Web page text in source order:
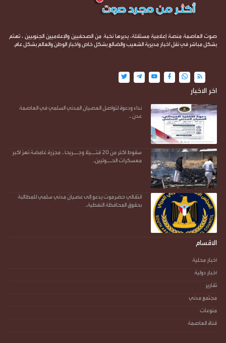
صوت العاصمة منصة إعلامية مستقلة، يديرها نخبة من الصحفيين والإعلاميين الجنوبيين ، تهتم
بشكل مباشر في نقل اخبار مديرية الشعيب والضالع بشكل خاص واخبار الوطن والعالم بشكل عام.
اخر الاخبار
نداء ودعوة لتواصل العصيان المدني السلمي في العاصمة
عدن ..
سقوط اكثر من 20 قتـ,ـيلاً وجـ,ـريحاً .. مجزرة غامضة تهز اكبر
معسكرات الحـ,ـوثيين..
انتقالي حضرموت يدعو إلى عصيان مدني سلمي للمطالبة
بحقوق المحافظة النفطية..
الاقسام
أخبار محلية
أخبار دولية
تقارير
مجتمع مدني
منوعات
قناة العاصمة